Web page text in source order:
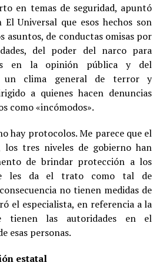
en temas de seguridad, apuntó
Universal que esos hechos son
asuntos, de conductas omisas por
del poder del narco para
en la opinión pública y del
un clima general de terror y
a quienes hacen denuncias
como «incómodos».
hay protocolos. Me parece que el
los tres niveles de gobierno han
de brindar protección a los
les da el trato como tal de
no tienen medidas de
el especialista, en referencia a la
tienen las autoridades en el
esas personas.
estatal